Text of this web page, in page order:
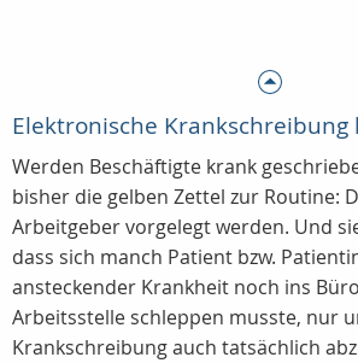
Elektronische
Werden Beschäftigte krank
bisher die gelben Zettel zur Routine:
Arbeitgeber vorgelegt werden. Und
dass sich manch Patient bzw.
ansteckender Krankheit noch ins
Arbeitsstelle schleppen musste, nur
Krankschreibung auch tatsächlich